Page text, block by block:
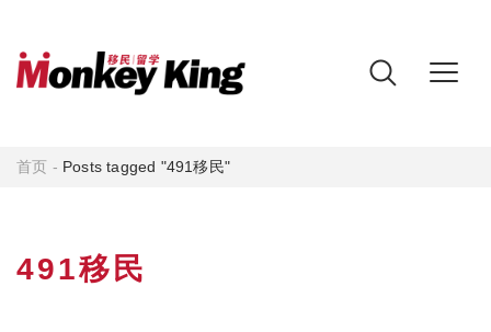
首页 - Posts tagged "491移民"
491移民